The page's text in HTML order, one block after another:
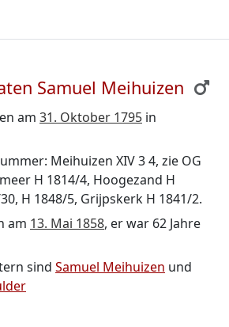
Samuel Meihuizen
am 31. Oktober 1795 in
Meihuizen XIV 3 4, zie OG
H 1814/4, Hoogezand H
H 1848/5, Grijpskerk H 1841/2.
am 13. Mai 1858, er war 62 Jahre
sind Samuel Meihuizen und